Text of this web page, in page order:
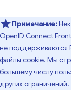
Примечание:
OpenID Connect
не поддерживаются
файлы cookie. Мы
большему числу
других ограничений.